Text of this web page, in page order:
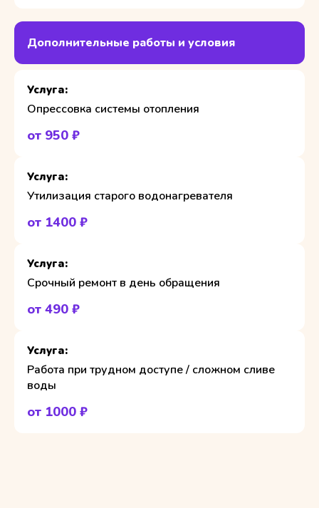
Дополнительные работы и условия
Опрессовка системы отопления
от 950 ₽
Утилизация старого водонагревателя
от 1400 ₽
Срочный ремонт в день обращения
от 490 ₽
Работа при трудном доступе / сложном сливе
воды
от 1000 ₽